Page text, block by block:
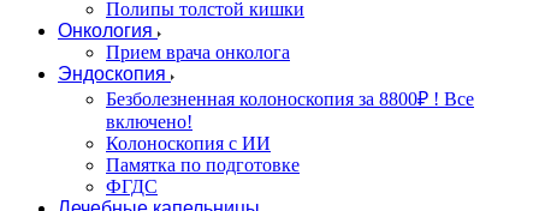
Полипы толстой кишки
Онкология
Прием врача онколога
Эндоскопия
Безболезненная колоноскопия за 8800₽ ! Все
включено!
Колоноскопия с ИИ
Памятка по подготовке
ФГДС